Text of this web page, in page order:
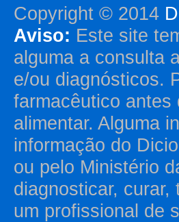
Copyright © 2014
Aviso: Este site
alguma a consulta
e/ou diagnósticos.
farmacêutico
alimentar. Alguma
informação do
ou pelo Ministério
diagnosticar,
um profissional de